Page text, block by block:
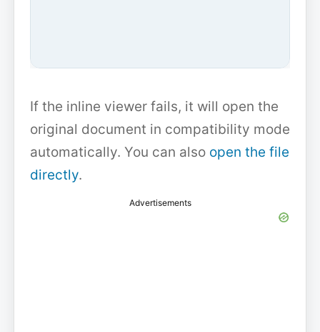
If the inline viewer fails, it will open the
original document in compatibility mode
automatically. You can also open the file
directly.
Advertisements